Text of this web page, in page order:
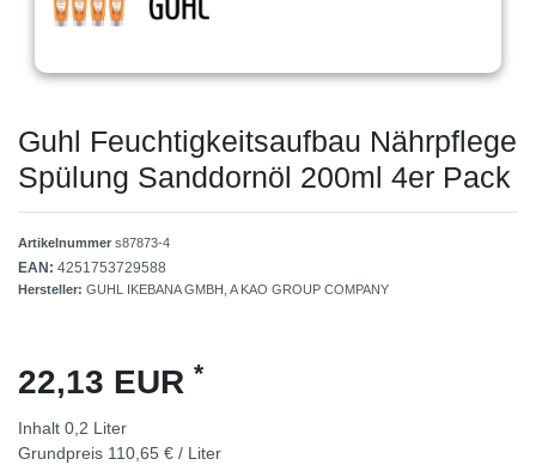
Guhl Feuchtigkeitsaufbau Nährpflege
Spülung Sanddornöl 200ml 4er Pack
Artikelnummer s87873-4
EAN: 4251753729588
Hersteller: GUHL IKEBANA GMBH, A KAO GROUP COMPANY
22,13 EUR *
Inhalt 0,2 Liter
Grundpreis 110,65 € / Liter